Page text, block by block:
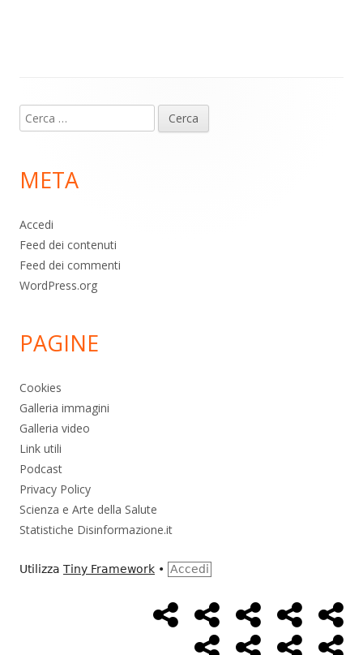
piè
pagina
Ricerca
per:
META
Accedi
Feed dei contenuti
Feed dei commenti
WordPress.org
PAGINE
Cookies
Galleria immagini
Galleria video
Link utili
Podcast
Privacy Policy
Scienza e Arte della Salute
Statistiche Disinformazione.it
Utilizza Tiny Framework • Accedi
MenùHome
Page
Alimentazione
AmbienteBambini
Cancro ControlloEconomia